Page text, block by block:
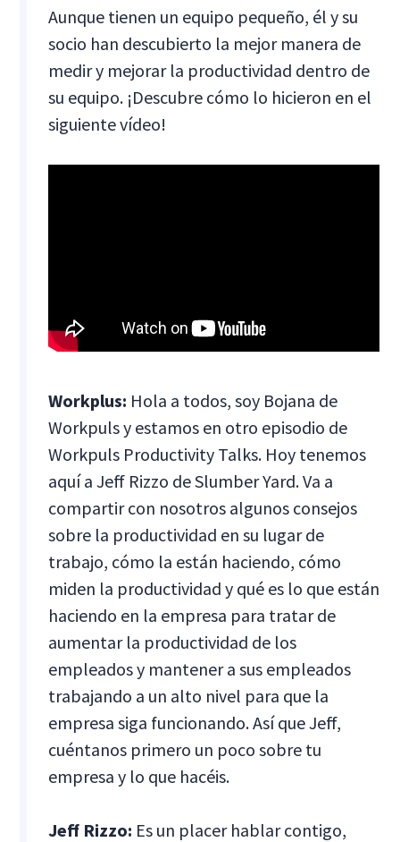
Aunque tienen un equipo pequeño, él y su
socio han descubierto la mejor manera de
medir y mejorar la productividad dentro de
su equipo. ¡Descubre cómo lo hicieron en el
siguiente vídeo!
Workplus: Hola a todos, soy Bojana de
Workpuls y estamos en otro episodio de
Workpuls Productivity Talks. Hoy tenemos
aquí a Jeff Rizzo de Slumber Yard. Va a
compartir con nosotros algunos consejos
sobre la productividad en su lugar de
trabajo, cómo la están haciendo, cómo
miden la productividad y qué es lo que están
haciendo en la empresa para tratar de
aumentar la productividad de los
empleados y mantener a sus empleados
trabajando a un alto nivel para que la
empresa siga funcionando. Así que Jeff,
cuéntanos primero un poco sobre tu
empresa y lo que hacéis.
Jeff Rizzo: Es un placer hablar contigo,